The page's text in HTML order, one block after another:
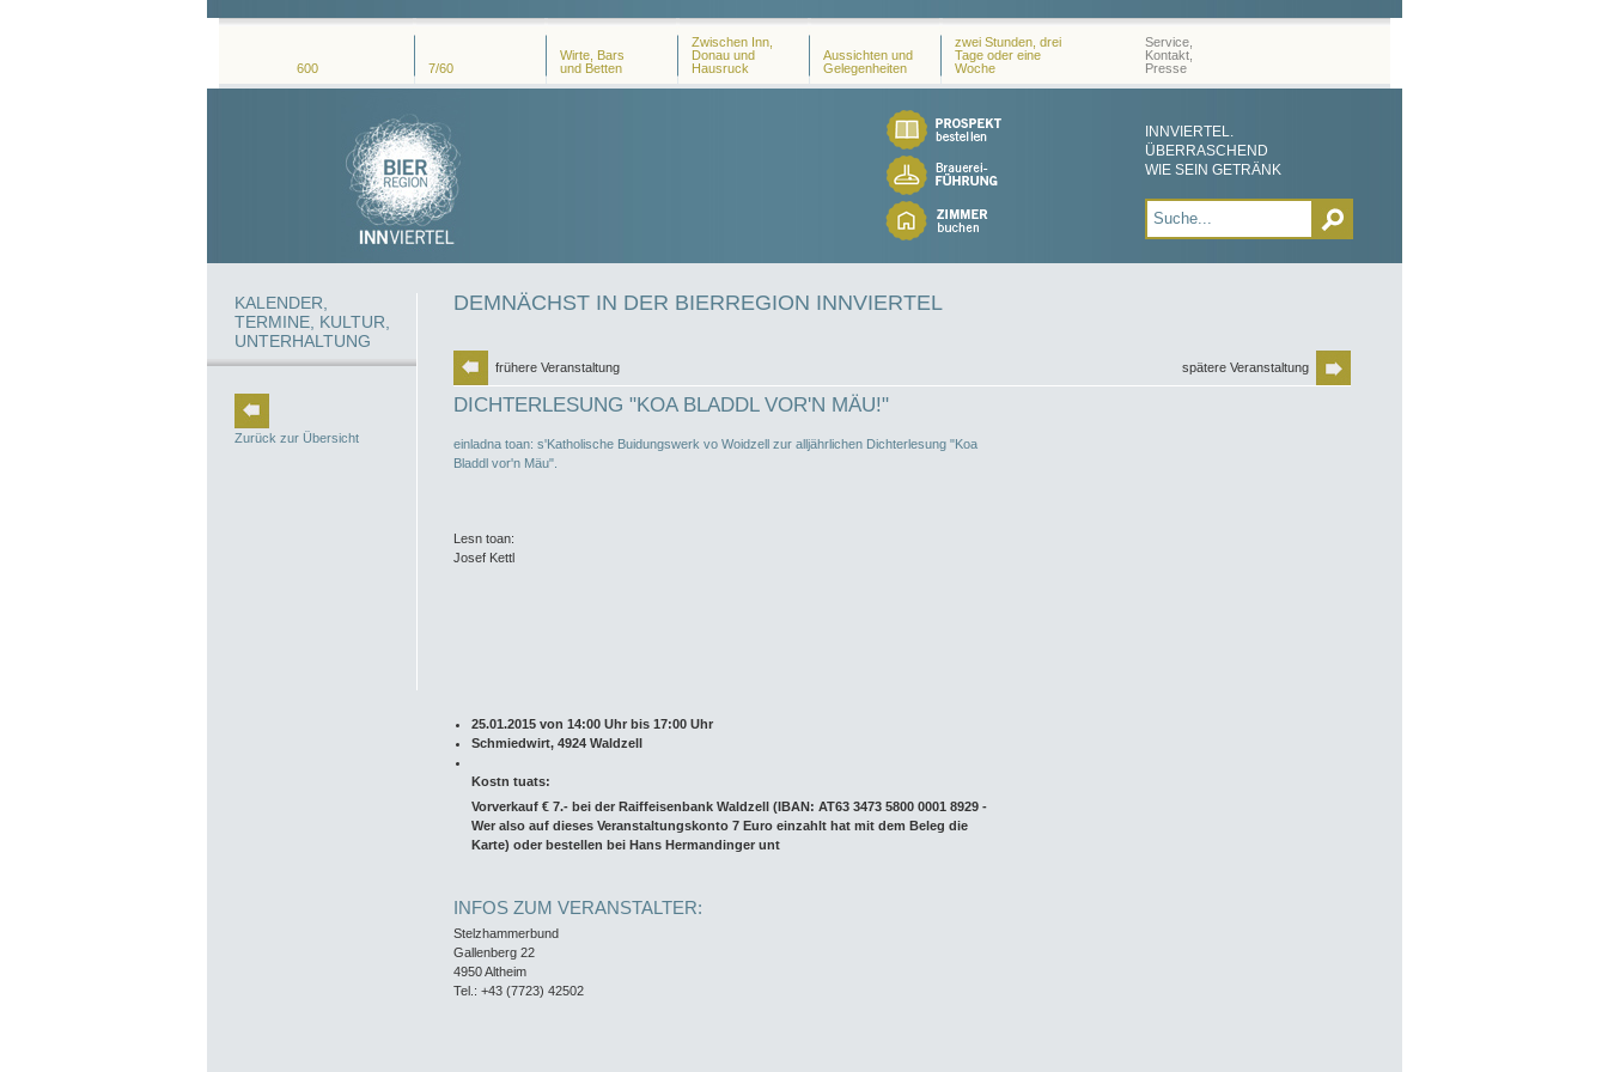
600 7/60
Wirte, Bars
und Betten
Zwischen Inn,
Donau und
Hausruck
Aussichten und
Gelegenheiten
zwei Stunden, drei
Tage oder eine
Woche
Service,
Kontakt,
Presse
INNVIERTEL.
ÜBERRASCHEND
WIE SEIN GETRÄNK
KALENDER,
TERMINE, KULTUR,
UNTERHALTUNG
Zurück zur Übersicht
DEMNÄCHST IN DER BIERREGION INNVIERTEL
frühere Veranstaltung spätere Veranstaltung
DICHTERLESUNG "KOA BLADDL VOR'N MÄU!"
einladna toan: s'Katholische Buidungswerk vo Woidzell zur alljährlichen Dichterlesung "Koa
Bladdl vor'n Mäu".
Lesn toan:
Josef Kettl
25.01.2015 von 14:00 Uhr bis 17:00 Uhr
Schmiedwirt, 4924 Waldzell
Kostn tuats:
Vorverkauf € 7.- bei der Raiffeisenbank Waldzell (IBAN: AT63 3473 5800 0001 8929 -
Wer also auf dieses Veranstaltungskonto 7 Euro einzahlt hat mit dem Beleg die
Karte) oder bestellen bei Hans Hermandinger unt
INFOS ZUM VERANSTALTER:
Stelzhammerbund
Gallenberg 22
4950 Altheim
Tel.: +43 (7723) 42502